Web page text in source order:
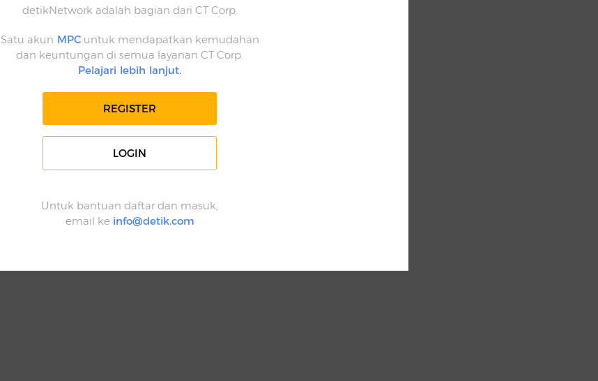
detikNetwork adalah bagian dari CT Corp.
Satu akun MPCuntuk mendapatkan kemudahan
dan keuntungan di semua layanan CT Corp.
Pelajari lebih lanjut.
REGISTER
LOGIN
Untuk bantuan daftar dan masuk,
email ke info@detik.com